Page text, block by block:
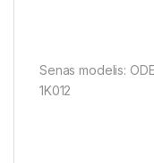
Senas modelis:
1K012